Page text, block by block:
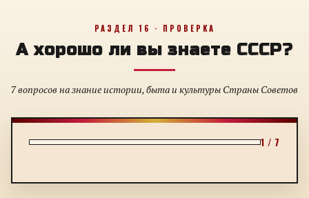
РАЗДЕЛ 16 · ПРОВЕРКА
А хорошо ли вы знаете СССР?
7 вопросов на знание истории, быта и культуры Страны Советов
1 / 7